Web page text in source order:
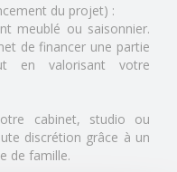
du projet) :
meublé ou saisonnier.
de financer une partie
en valorisant votre
cabinet, studio ou
discrétion grâce à un
de famille.